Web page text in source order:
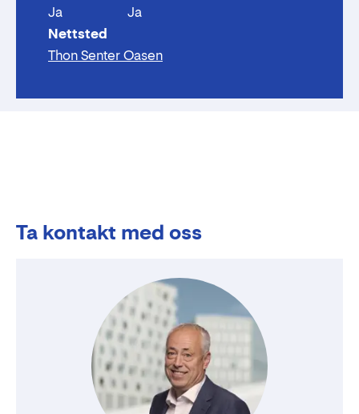
Ja
Ja
Nettsted
Thon Senter Oasen
Ta kontakt med oss